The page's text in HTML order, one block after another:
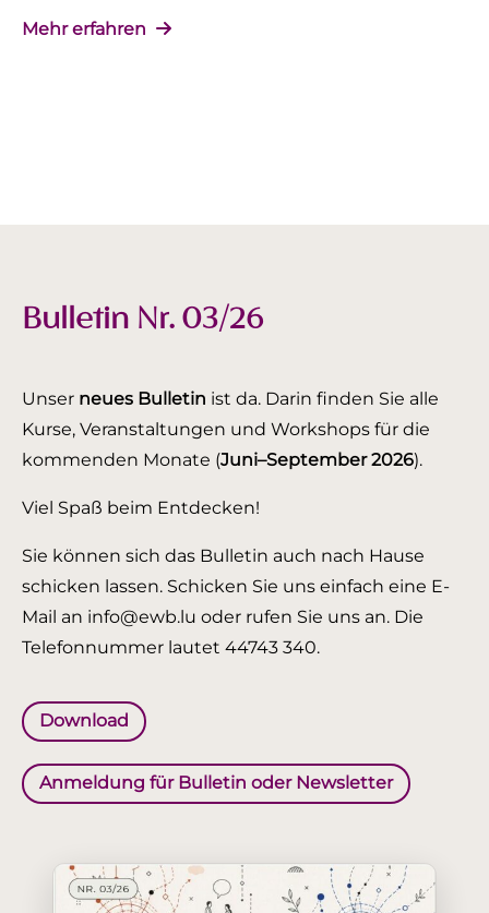
Mehr erfahren
Bulletin Nr. 03/26
Unser neues Bulletin ist da. Darin finden Sie alle
Kurse, Veranstaltungen und Workshops für die
kommenden Monate (Juni–September 2026).
Viel Spaß beim Entdecken!
Sie können sich das Bulletin auch nach Hause
schicken lassen. Schicken Sie uns einfach eine E-
Mail an info@ewb.lu oder rufen Sie uns an. Die
Telefonnummer lautet 44743 340.
Download
Anmeldung für Bulletin oder Newsletter